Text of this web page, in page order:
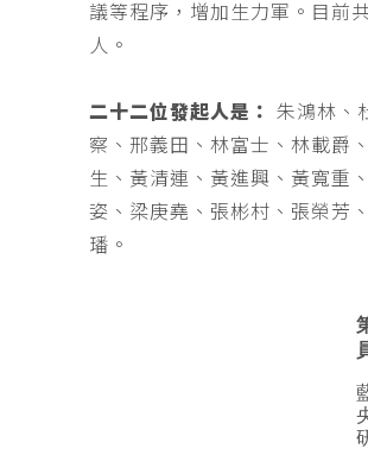
議等程序，增加生力軍。目前
人。
二十二位發起人是：
朱鴻林、
察、邢義田、林富士、林載爵
生、黃清連、黃進興、黃寬重
姿、梁庚堯、張彬村、張榮芳
璠。